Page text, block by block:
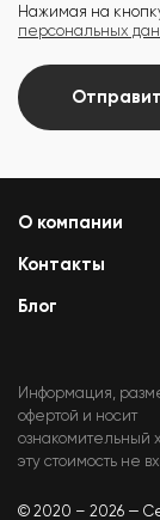
Нажимая на
персональных
О компании
Контакты
Блог
Информация,
офертой и носит
ознакомительный
эту стоимость не
© 2020 – 2026 —